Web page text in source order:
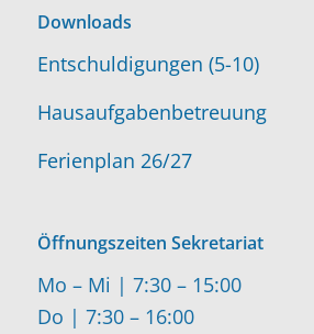
Downloads
Entschuldigungen (5-10)
Hausaufgabenbetreuung
Ferienplan 26/27
Öffnungszeiten Sekretariat
Mo – Mi | 7:30 – 15:00
Do | 7:30 – 16:00